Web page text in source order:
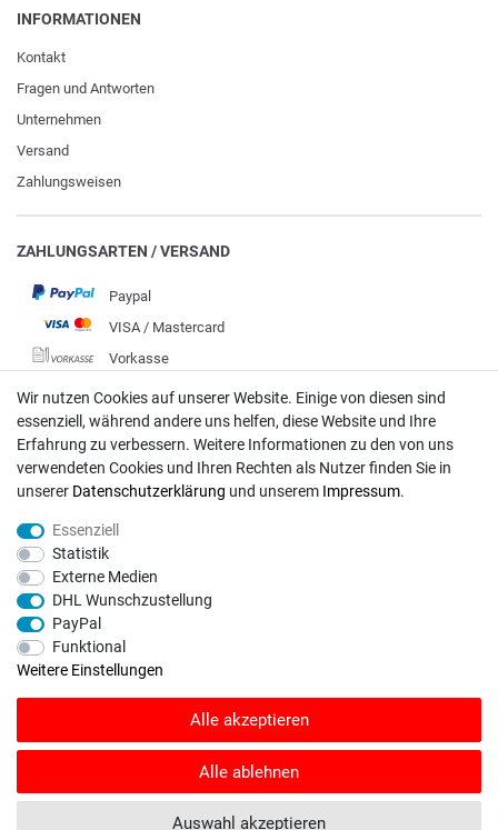
INFORMATIONEN
Kontakt
Fragen und Antworten
Unternehmen
Versand
Zahlungsweisen
ZAHLUNGSARTEN / VERSAND
Paypal
VISA / Mastercard
Vorkasse
DHL
Deutsche Post
Bei Fragen wenden Sie sich direkt an unser Service-Team.
info@rasentraktoren-motoren.de
MA-Versand GmbH, 53925 Kall, In der Laach 1-3
SHOPVOTE Bewertungen. SHOPVOTE setzt automatische und manuelle
© Copyright 2026 | Alle Rechte vorbehalten. - Rasentraktoren-Motoren | Realisation
Wir nutzen Cookies auf unserer Website. Einige von diesen sind
essenziell, während andere uns helfen, diese Website und Ihre
Erfahrung zu verbessern. Weitere Informationen zu den von uns
verwendeten Cookies und Ihren Rechten als Nutzer finden Sie in
unserer Daten­schutz­erklärung und unserem Impressum.
Essenziell
Statistik
Externe Medien
DHL Wunschzustellung
PayPal
Funktional
Weitere Einstellungen
Alle akzeptieren
Alle ablehnen
Auswahl akzeptieren